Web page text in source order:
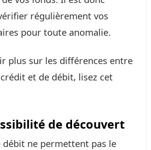
régulièrement vos
pour toute anomalie.
plus sur les différences entre
et de débit, lisez cet
de découvert
débit ne permettent pas le